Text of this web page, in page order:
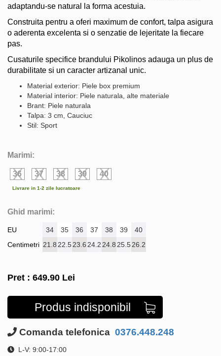
adaptandu-se natural la forma acestuia.
Construita pentru a oferi maximum de confort, talpa asigura
o aderenta excelenta si o senzatie de lejeritate la fiecare
pas.
Cusaturile specifice brandului Pikolinos adauga un plus de
durabilitate si un caracter artizanal unic.
Material exterior: Piele box premium
Material interior: Piele naturala, alte materiale
Brant: Piele naturala
Talpa: 3 cm, Cauciuc
Stil: Sport
Marimi:
36 37 38 39 40
Livrare in 1-2 zile lucratoare
Ghid marimi:
EU
Centimetri
34 35 36 37 38 39
40
21.8 22.523.6 24.2 24.8 25.526.2
Pret : 649.90 Lei
Produs indisponibil
Comanda telefonica 0376.448.248
L-V: 9:00-17:00